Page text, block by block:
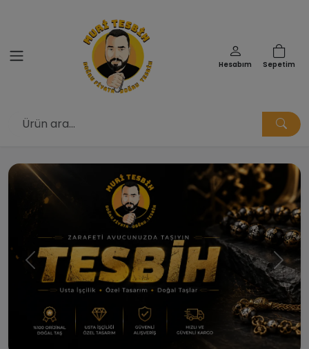
Hesabım Sepetim
Muri Tesbih | Doğru Fiyata